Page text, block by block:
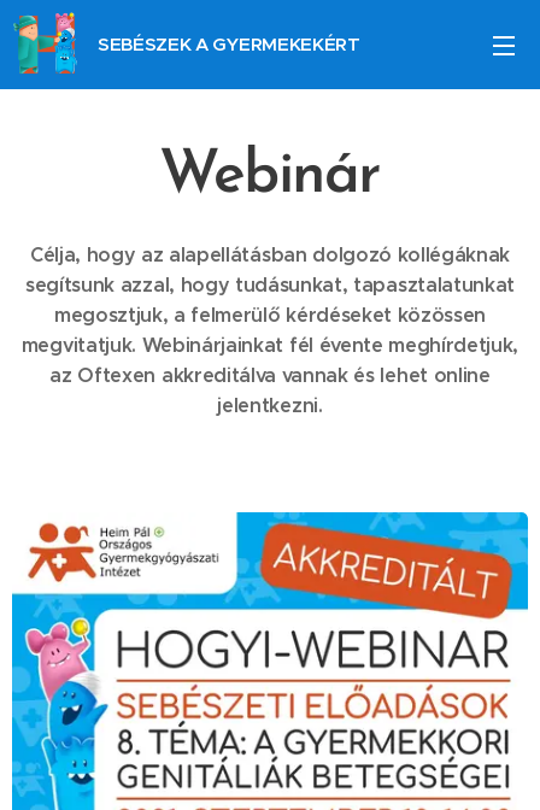
SEBÉSZEK A GYERMEKEKÉRT
Webinár
Célja, hogy az alapellátásban dolgozó kollégáknak
segítsunk azzal, hogy tudásunkat, tapasztalatunkat
megosztjuk, a felmerülő kérdéseket közössen
megvitatjuk. Webinárjainkat fél évente meghírdetjuk,
az Oftexen akkreditálva vannak és lehet online
jelentkezni.